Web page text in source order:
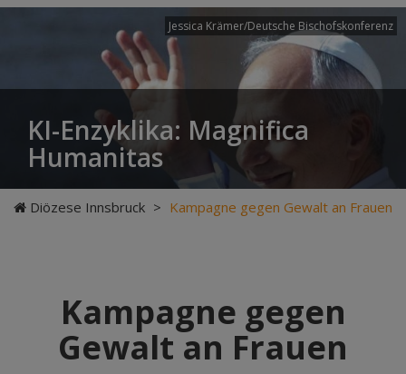
Jessica Krämer/Deutsche Bischofskonferenz
KI-Enzyklika: Magnifica
Humanitas
Diözese Innsbruck > Kampagne gegen Gewalt an Frauen
Kampagne gegen
Gewalt an Frauen